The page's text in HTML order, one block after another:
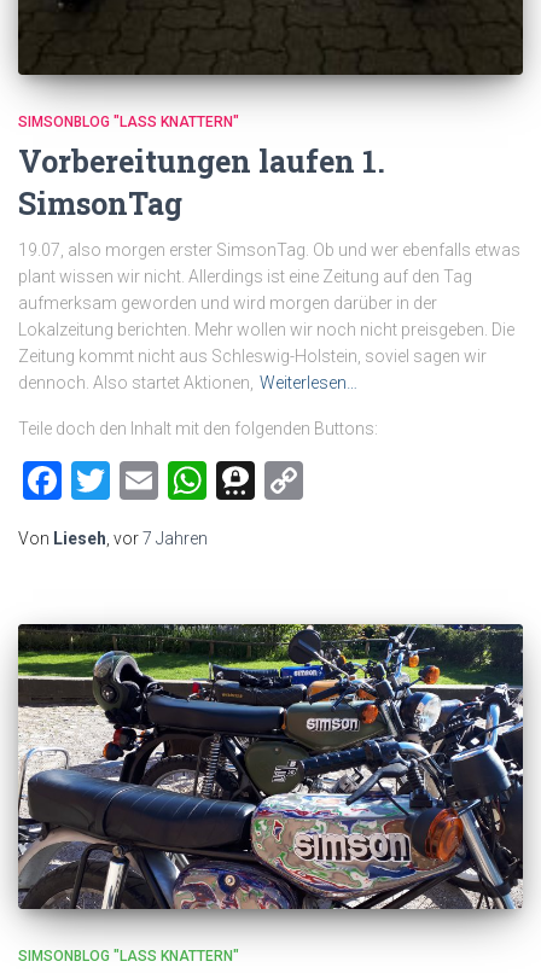
SIMSONBLOG "LASS KNATTERN"
Vorbereitungen laufen 1.
SimsonTag
19.07, also morgen erster SimsonTag. Ob und wer ebenfalls etwas
plant wissen wir nicht. Allerdings ist eine Zeitung auf den Tag
aufmerksam geworden und wird morgen darüber in der
Lokalzeitung berichten. Mehr wollen wir noch nicht preisgeben. Die
Zeitung kommt nicht aus Schleswig-Holstein, soviel sagen wir
dennoch. Also startet Aktionen, Weiterlesen…
Teile doch den Inhalt mit den folgenden Buttons:
Facebook
Twitter
EmailWhatsApp
Threema
Von Lieseh, vor7 Jahren
SIMSONBLOG "LASS KNATTERN"